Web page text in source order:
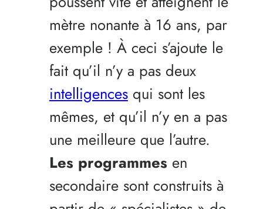
mètre nonante à 16 ans, par
exemple ! À ceci s’ajoute le
fait qu’il n’y a pas deux
intelligencesqui sont les
mêmes, et qu’il n’y en a pas
une meilleure que l’autre.
Les programmes en
secondaire sont construits à